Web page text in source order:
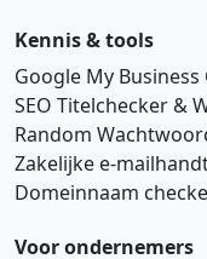
Kennis & tools
Google My
SEO Titelchecker &
Random
Zakelijke
Domeinnaam
Voor ondernemers